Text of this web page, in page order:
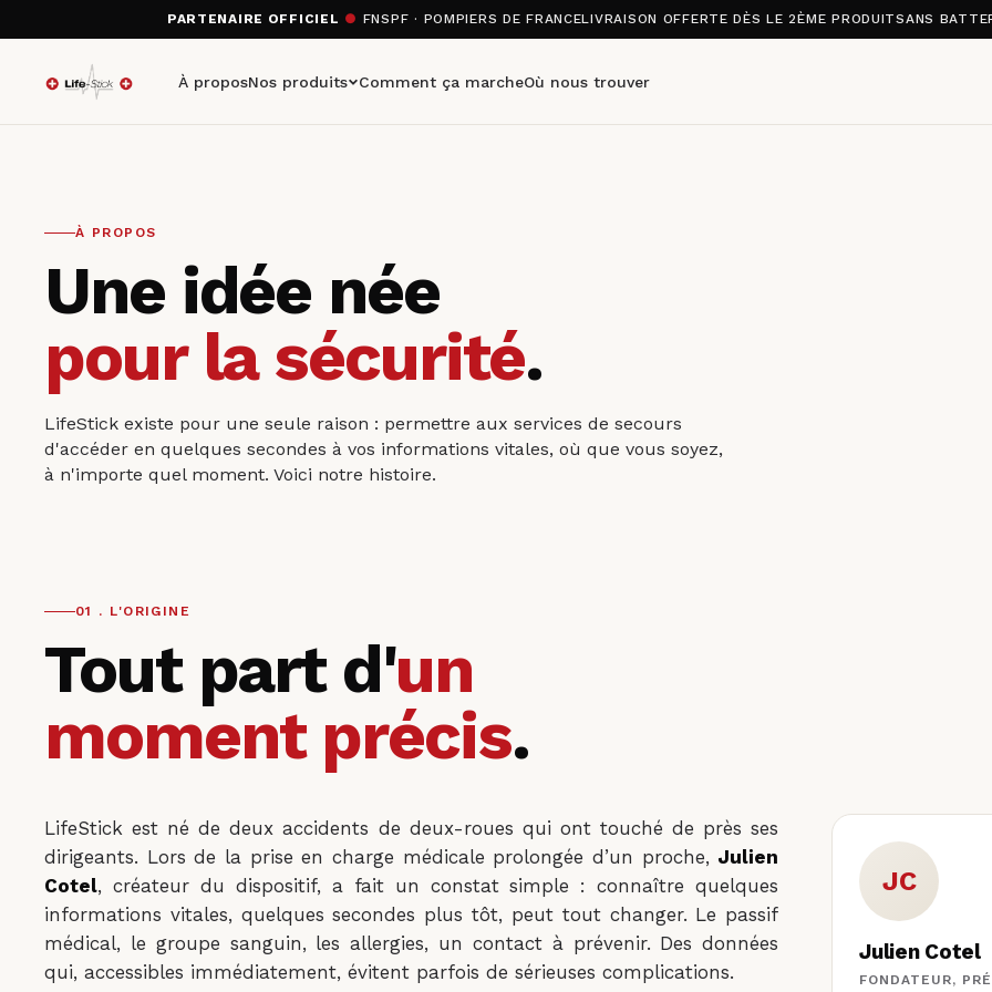
PARTENAIRE OFFICIEL ● FNSPF · POMPIERS DE FRANCELIVRAISON OFFERTE DÈS LE 2ÈME PRODUITSANS
À proposNos produits Comment ça marcheOù nous trouver
À PROPOS
Une idée née
pour la sécurité.
LifeStick existe pour une seule raison : permettre aux services de secours
d'accéder en quelques secondes à vos informations vitales, où que vous soyez,
à n'importe quel moment. Voici notre histoire.
01 . L'ORIGINE
Tout part d'un
moment précis.
LifeStick est né de deux accidents de deux-roues qui ont touché de près ses
dirigeants. Lors de la prise en charge médicale prolongée d’un proche, Julien
Cotel, créateur du dispositif, a fait un constat simple : connaître quelques
informations vitales, quelques secondes plus tôt, peut tout changer. Le passif
médical, le groupe sanguin, les allergies, un contact à prévenir. Des données
qui, accessibles immédiatement, évitent parfois de sérieuses complications.
JC
Julien Cotel
FONDATEUR,